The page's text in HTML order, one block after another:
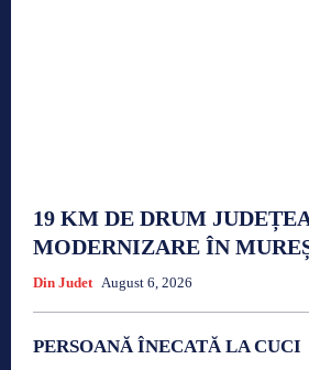
19 KM DE DRUM
MODERNIZARE ÎN
Din Judet August 6, 2026
PERSOANĂ ÎNECATĂ LA CUCI